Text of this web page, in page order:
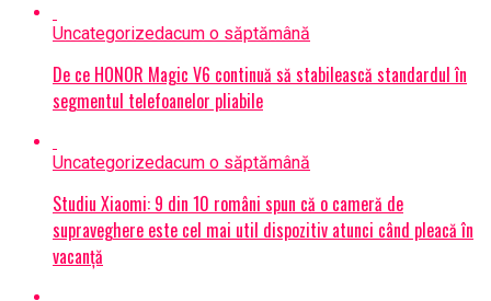
Uncategorizedacum o săptămână
De ce HONOR Magic V6 continuă să stabilească standardul în
segmentul telefoanelor pliabile
Uncategorizedacum o săptămână
Studiu Xiaomi: 9 din 10 români spun că o cameră de
supraveghere este cel mai util dispozitiv atunci când pleacă în
vacanță